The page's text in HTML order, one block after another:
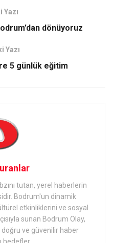
Yazı
dönüyoruz
Yazı
5 günlük eğitim
tutan, yerel haberlerin
Bodrum'un dinamik
etkinliklerini ve sosyal
sunan Bodrum Olay,
ve güvenilir haber